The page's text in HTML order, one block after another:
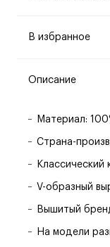
В избранное
Описание
Материал:
Страна-
Классический
V-образный
Вышитый
На модели